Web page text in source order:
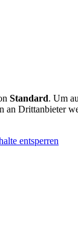
Standard. Um
an Drittanbieter
entsperren